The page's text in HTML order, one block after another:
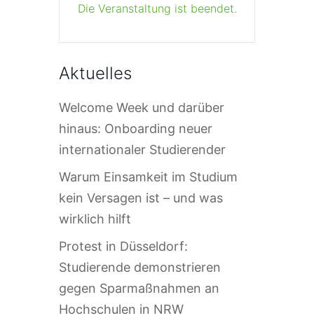
Die Veranstaltung ist beendet.
Aktuelles
Welcome Week und darüber
hinaus: Onboarding neuer
internationaler Studierender
Warum Einsamkeit im Studium
kein Versagen ist – und was
wirklich hilft
Protest in Düsseldorf:
Studierende demonstrieren
gegen Sparmaßnahmen an
Hochschulen in NRW